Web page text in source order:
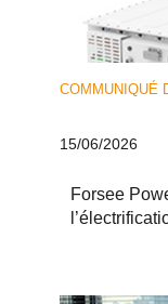
COMMUNIQUÉ
15/06/2026
Forsee